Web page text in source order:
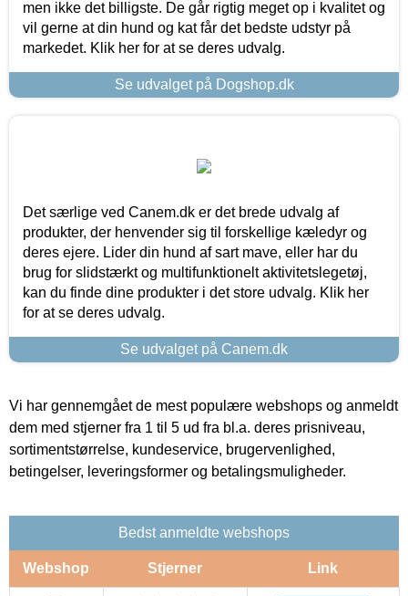
men ikke det billigste. De går rigtig meget op i kvalitet og
vil gerne at din hund og kat får det bedste udstyr på
markedet. Klik her for at se deres udvalg.
Se udvalget på Dogshop.dk
Det særlige ved Canem.dk er det brede udvalg af
produkter, der henvender sig til forskellige kæledyr og
deres ejere. Lider din hund af sart mave, eller har du
brug for slidstærkt og multifunktionelt aktivitetslegetøj,
kan du finde dine produkter i det store udvalg. Klik her
for at se deres udvalg.
Se udvalget på Canem.dk
Vi har gennemgået de mest populære webshops og anmeldt
dem med stjerner fra 1 til 5 ud fra bl.a. deres prisniveau,
sortimentstørrelse, kundeservice, brugervenlighed,
betingelser, leveringsformer og betalingsmuligheder.
Bedst anmeldte webshops
Webshop Stjerner Link